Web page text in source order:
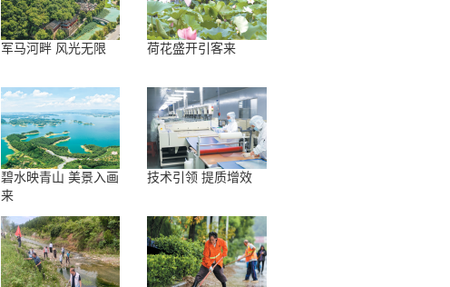
军马河畔 风光无限 荷花盛开引客来
碧水映青山 美景入画
来
技术引领 提质增效